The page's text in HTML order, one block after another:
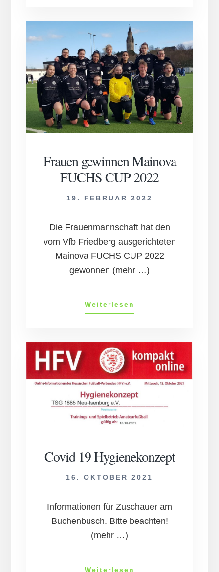
po­
kal
Finale
am
26.4.
Frauen ge­win­nen Main­ova
FUCHS CUP 2022
19. FEBRUAR 2022
Die Frauenmannschaft hat den
vom Vfb Friedberg ausgerichteten
Mainova FUCHS CUP 2022
gewonnen (mehr …)
Weiterlesen
ge­
ova
FUCHS
CUP
2022
Covid 19 Hyg­iene­kon­zept
16. OKTOBER 2021
In­for­mat­ion­en für Zu­schau­er am
Buch­en­busch. Bitte be­acht­en!
(mehr …)
Weiterlesen